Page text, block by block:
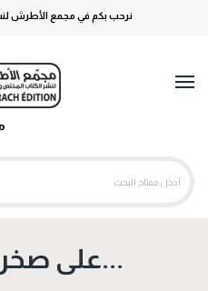
نرحب بكم في مجمع الأطرش
...على